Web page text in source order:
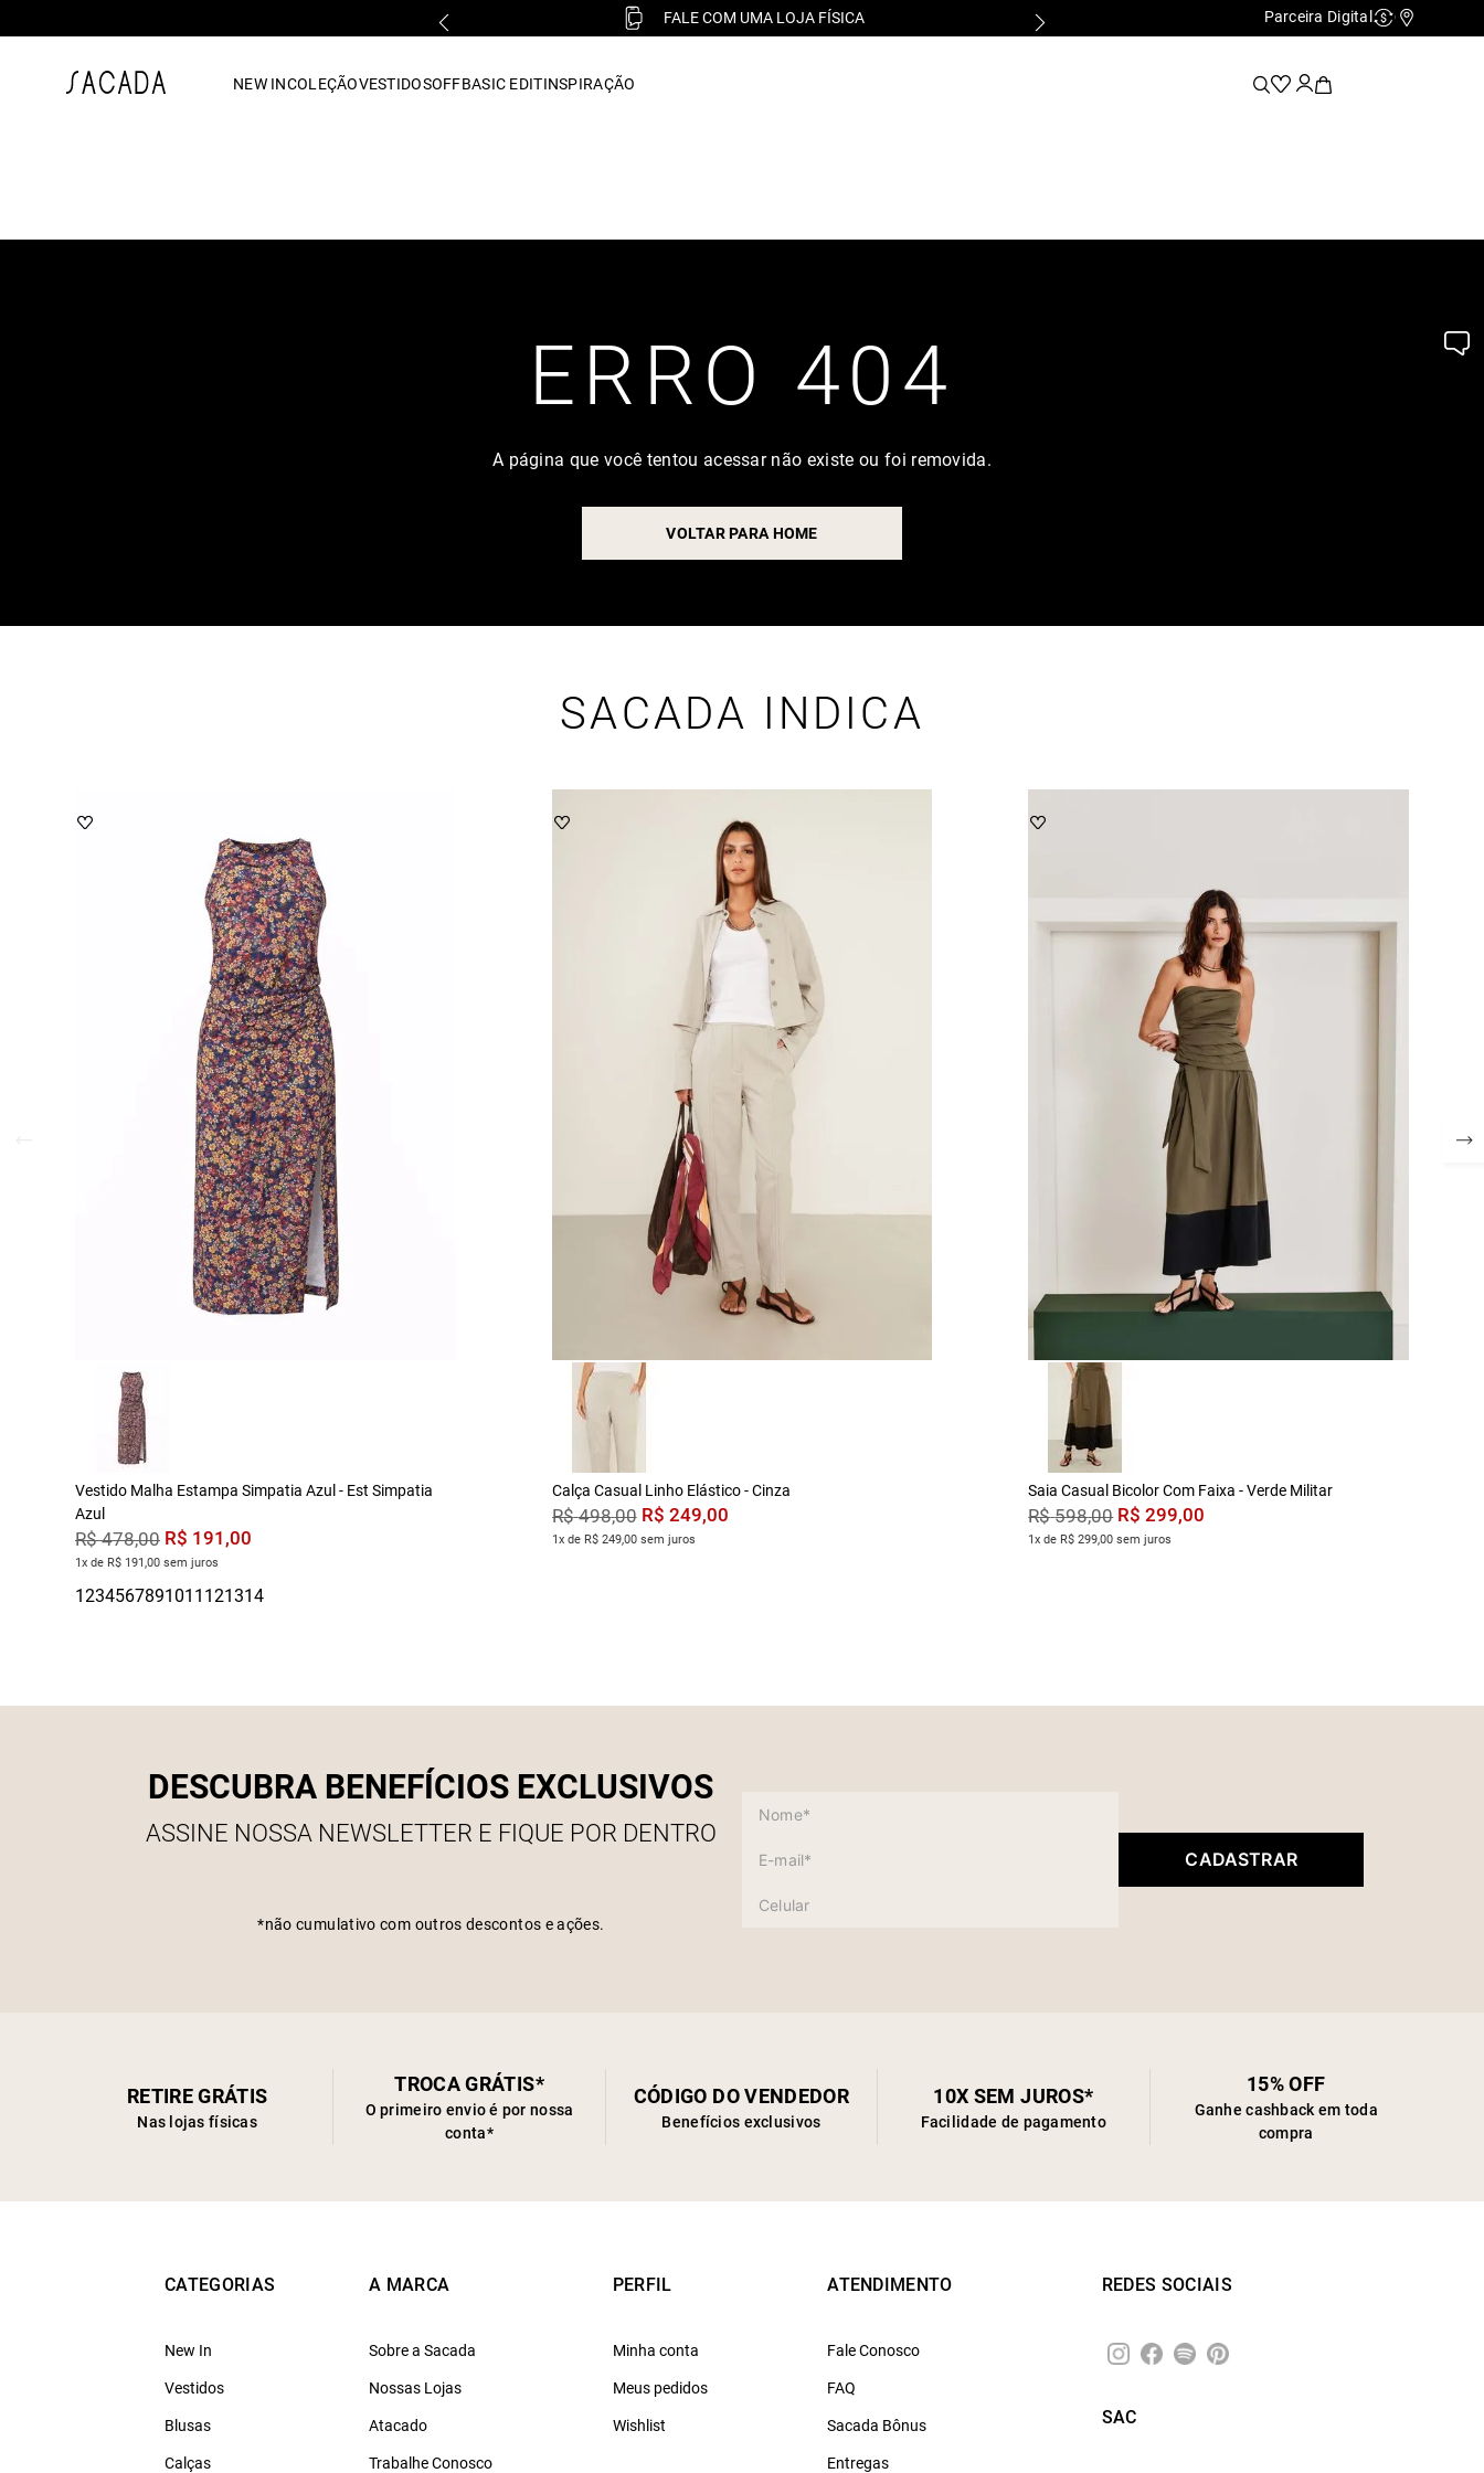
FALE COM UMA LOJA FÍSICA Parceira Digital Cashback
NEW INCOLEÇÃOVESTIDOSOFFBASIC EDITINSPIRAÇÃO
ERRO 404
A página que você tentou acessar não existe ou foi removida.
VOLTAR PARA HOME
SACADA INDICA
Vestido Malha Estampa Simpatia Azul - Est Simpatia
Azul
R$ 478,00 R$ 191 ,00
1x de R$ 191,00 sem juros
Calça Casual Linho Elástico - Cinza
R$ 498,00 R$ 249,00
1x de R$ 249,00 sem juros
Saia Casual Bicolor Com Faixa - Verde Militar
R$ 598,00 R$ 299,00
1x de R$ 299,00 sem juros
DESCUBRA BENEFÍCIOS EXCLUSIVOS
ASSINE NOSSA NEWSLETTER E FIQUE POR DENTRO
*não cumulativo com outros descontos e ações.
CADASTRAR
RETIRE GRÁTIS
Nas lojas físicas
TROCA GRÁTIS*
O primeiro envio é por nossa
conta*
CÓDIGO DO VENDEDOR
Benefícios exclusivos
10X SEM JUROS*
Facilidade de pagamento
15% OFF
Ganhe cashback em toda
compra
CATEGORIAS
New In
Vestidos
Blusas
Calças
A MARCA
Sobre a Sacada
Nossas Lojas
Atacado
Trabalhe Conosco
PERFIL
Minha conta
Meus pedidos
Wishlist
ATENDIMENTO
Fale Conosco
FAQ
Sacada Bônus
Entregas
REDES SOCIAIS
SAC
vestido midi
7º macacão